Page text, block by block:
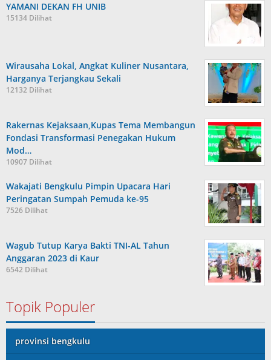
YAMANI DEKAN FH UNIB
15134 Dilihat
Wirausaha Lokal, Angkat Kuliner Nusantara,
Harganya Terjangkau Sekali
12132 Dilihat
Rakernas Kejaksaan,Kupas Tema Membangun
Fondasi Transformasi Penegakan Hukum
Mod…
10907 Dilihat
Wakajati Bengkulu Pimpin Upacara Hari
Peringatan Sumpah Pemuda ke-95
7526 Dilihat
Wagub Tutup Karya Bakti TNI-AL Tahun
Anggaran 2023 di Kaur
6542 Dilihat
Topik Populer
provinsi bengkulu